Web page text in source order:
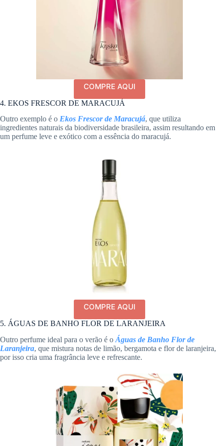
COMPRE AQUI
4. EKOS FRESCOR DE MARACUJÁ
Outro exemplo é o Ekos Frescor de Maracujá, que utiliza
ingredientes naturais da biodiversidade brasileira, assim resultando em
um perfume leve e exótico com a essência do maracujá.
COMPRE AQUI
5. ÁGUAS DE BANHO FLOR DE LARANJEIRA
Outro perfume ideal para o verão é o Águas de Banho Flor de
Laranjeira, que mistura notas de limão, bergamota e flor de laranjeira,
por isso cria uma fragrância leve e refrescante.